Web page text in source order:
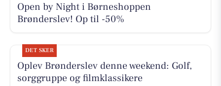
Open by Night i Børneshoppen
Brønderslev! Op til -50%
DET SKER
Oplev Brønderslev denne weekend: Golf,
sorggruppe og filmklassikere